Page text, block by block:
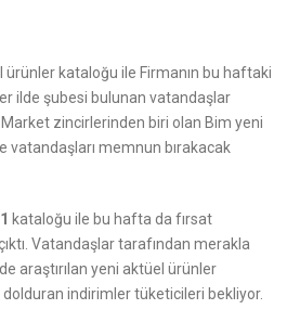
kataloğu ile Firmanın bu haftaki
ilde şubesi bulunan vatandaşlar
zincirlerinden biri olan Bim yeni
vatandaşları memnun bırakacak
kataloğu ile bu hafta da fırsat
Vatandaşlar tarafından merakla
araştırılan yeni aktüel ürünler
indirimler tüketicileri bekliyor.